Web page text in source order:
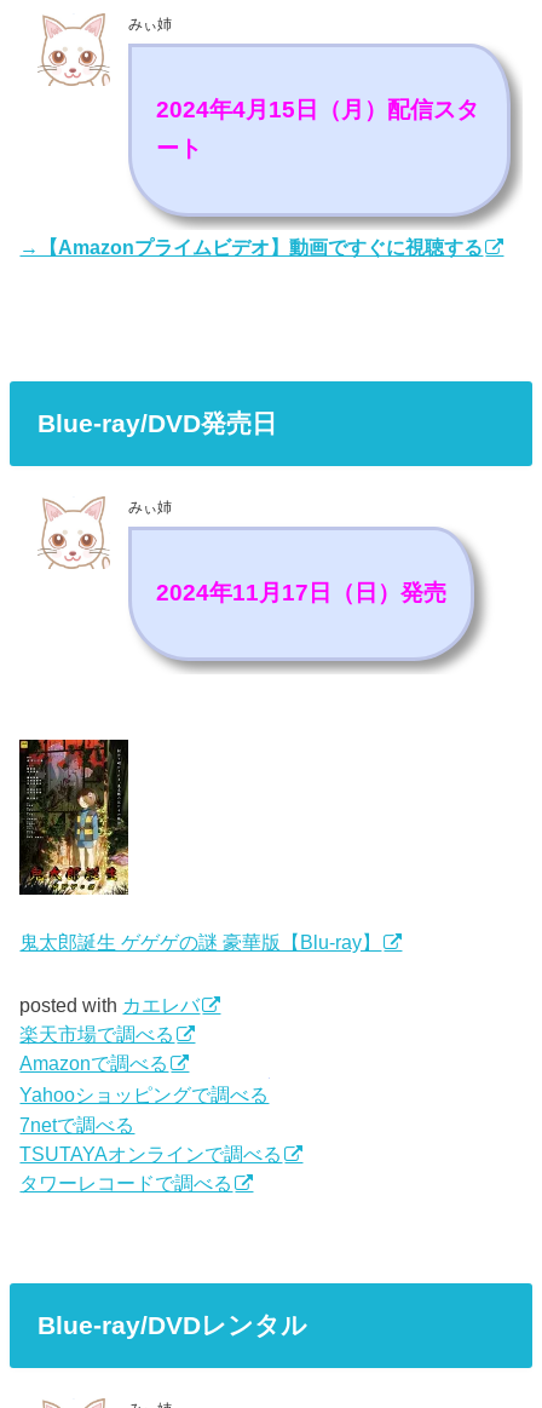
みぃ姉
2024年4月15日（月）配信スタ
ート
→【Amazonプライムビデオ】動画ですぐに視聴する
Blue-ray/DVD発売日
みぃ姉
2024年11月17日（日）発売
鬼太郎誕生 ゲゲゲの謎 豪華版【Blu-ray】
posted with カエレバ
楽天市場で調べる
Amazonで調べる
Yahooショッピングで調べる
7netで調べる
TSUTAYAオンラインで調べる
タワーレコードで調べる
Blue-ray/DVDレンタル